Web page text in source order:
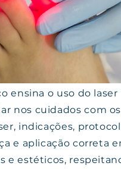
ensina o uso do laser
nos cuidados com
indicações,
e aplicação correta
e estéticos,